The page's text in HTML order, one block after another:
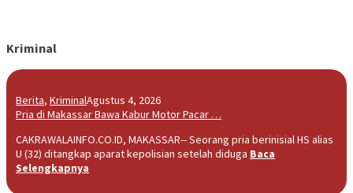
Kriminal
Berita, KriminalAgustus 4, 2026
Pria di Makassar Bawa Kabur Motor Pacar …
CAKRAWALAINFO.CO.ID, MAKASSAR-- Seorang pria berinisial HS alias
U (32) ditangkap aparat kepolisian setelah diduga Baca
Selengkapnya